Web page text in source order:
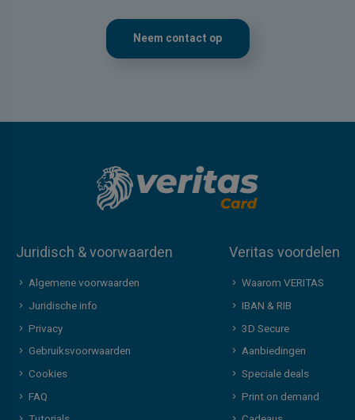
Neem contact op
Juridisch & voorwaarden
Algemene voorwaarden
Juridische info
Privacy
Gebruiksvoorwaarden
Cookies
FAQ
Veritas voordelen
Waarom VERITAS
IBAN & RIB
3D Secure
Aanbiedingen
Speciale deals
Print on demand